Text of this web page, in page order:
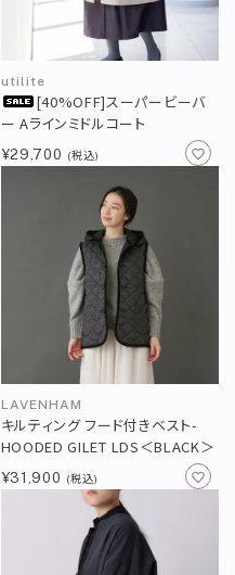
utilite
[40%OFF]スーパービーバ
ー Aラインミドルコート
¥29,700 (税込)
LAVENHAM
キルティング フード付きベスト-
HOODED GILET LDS＜BLACK＞
¥31,900 (税込)